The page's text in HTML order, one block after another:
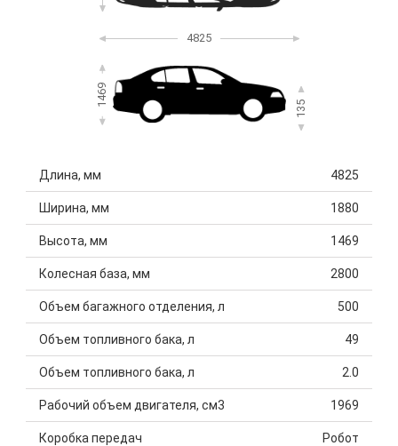
4825
1469
135
Длина, мм 4825
Ширина, мм 1880
Высота, мм 1469
Колесная база, мм 2800
Объем багажного отделения, л 500
Объем топливного бака, л 49
Объем топливного бака, л 2.0
Рабочий объем двигателя, см3 1969
Коробка передач Робот